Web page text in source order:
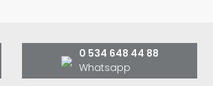
0 534 648 44 88
Whatsapp